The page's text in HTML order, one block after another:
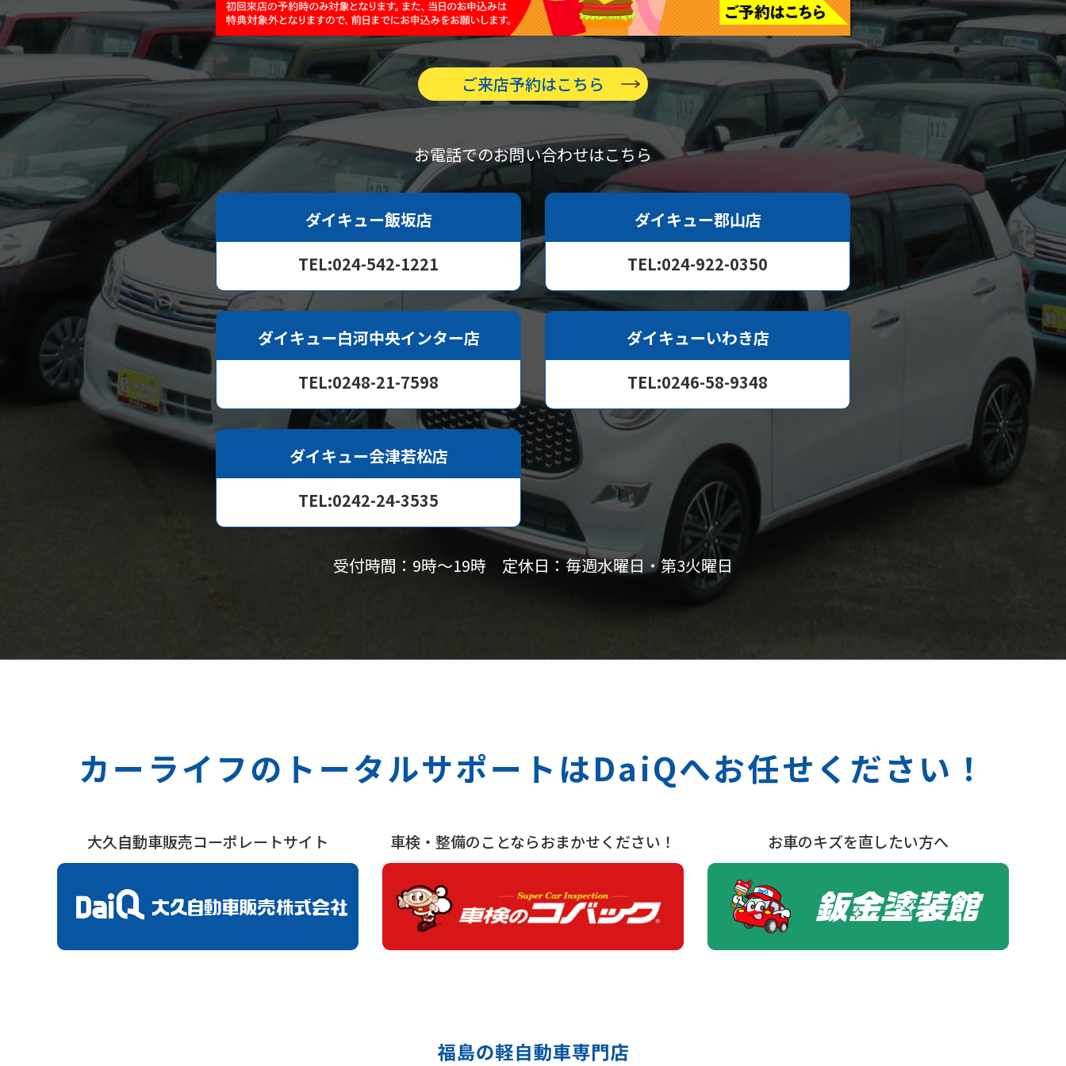
ご来店予約はこちら
お電話でのお問い合わせはこちら
ダイキュー飯坂店
TEL:024-542-1221
ダイキュー郡山店
TEL:024-922-0350
ダイキュー白河中央インター店
TEL:0248-21-7598
ダイキューいわき店
TEL:0246-58-9348
ダイキュー会津若松店
TEL:0242-24-3535
受付時間：9時〜19時 定休日：毎週水曜日・第3火曜日
カーライフのトータルサポートはDaiQへお任せください！
大久自動車販売コーポレートサイト 車検・整備のことならおまかせください！ お車のキズを直したい方へ